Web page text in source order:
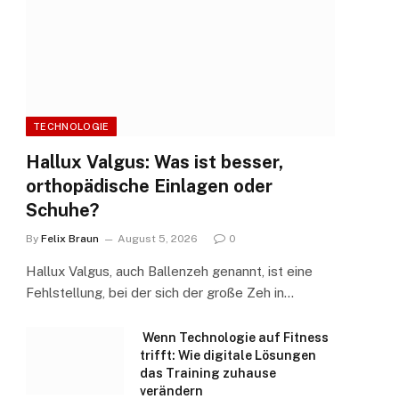
TECHNOLOGIE
Hallux Valgus: Was ist besser,
orthopädische Einlagen oder
Schuhe?
By Felix Braun August 5, 2026 0
Hallux Valgus, auch Ballenzeh genannt, ist eine
Fehlstellung, bei der sich der große Zeh in…
Wenn Technologie auf Fitness
trifft: Wie digitale Lösungen
das Training zuhause
verändern